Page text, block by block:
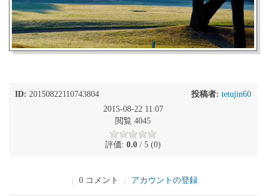
ID: 20150822110743804 投稿者: tetujin60
2015-08-22 11:07
閲覧 4045
評価: 0.0 / 5 (0)
0 コメント アカウントの登録